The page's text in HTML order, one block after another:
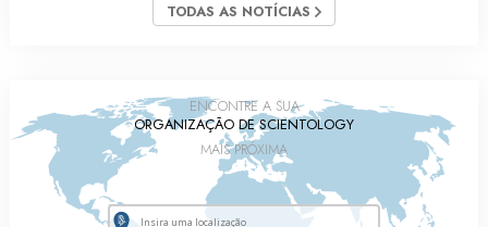
TODAS AS NOTÍCIAS
ENCONTRE A SUA
ORGANIZAÇÃO DE SCIENTOLOGY
MAIS PRÓXIMA